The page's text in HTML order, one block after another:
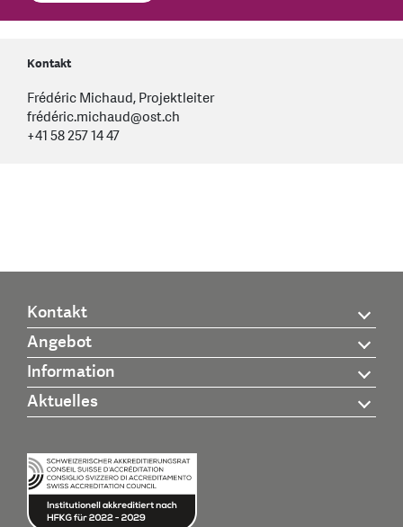
Kontakt
Frédéric Michaud, Projektleiter
frédéric.michaud@ost.ch
+41 58 257 14 47
Kontakt
Angebot
Information
Aktuelles